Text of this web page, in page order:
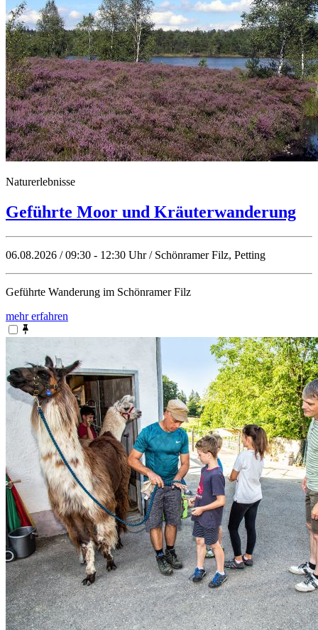
Naturerlebnisse
Geführte Moor und Kräuterwanderung
06.08.2026 / 09:30 - 12:30 Uhr / Schönramer Filz, Petting
Geführte Wanderung im Schönramer Filz
mehr erfahren